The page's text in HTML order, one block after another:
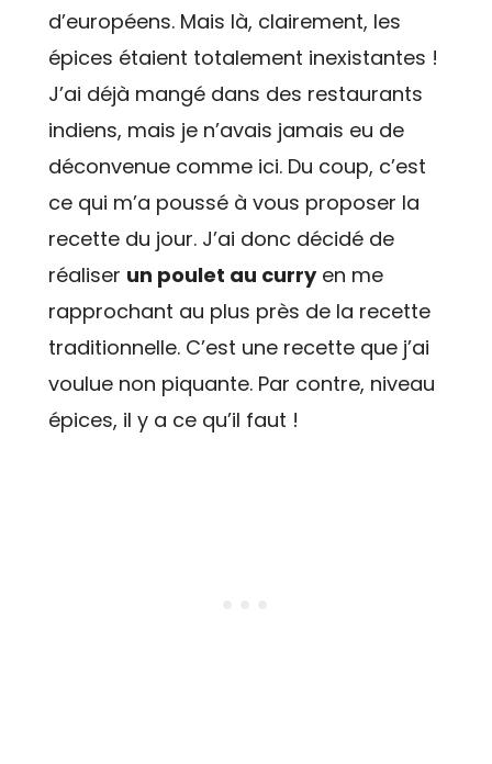
d’européens. Mais là, clairement, les
épices étaient totalement inexistantes !
J’ai déjà mangé dans des restaurants
indiens, mais je n’avais jamais eu de
déconvenue comme ici. Du coup, c’est
ce qui m’a poussé à vous proposer la
recette du jour. J’ai donc décidé de
réaliser un poulet au curryen me
rapprochant au plus près de la recette
traditionnelle. C’est une recette que j’ai
voulue non piquante. Par contre, niveau
épices, il y a ce qu’il faut !